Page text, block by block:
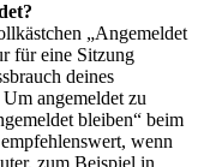
„Angemeldet
für eine Sitzung
deines
angemeldet zu
bleiben“ beim
wenn
zum Beispiel in